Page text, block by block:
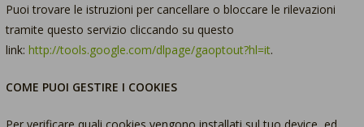
Puoi trovare le istruzioni per cancellare o bloccare le rilevazioni
tramite questo servizio cliccando su questo
link:http://tools.google.com/dlpage/gaoptout?hl=it.
COME PUOI GESTIRE I COOKIES
Per verificare quali cookies vengono installati sul tuo device, ed